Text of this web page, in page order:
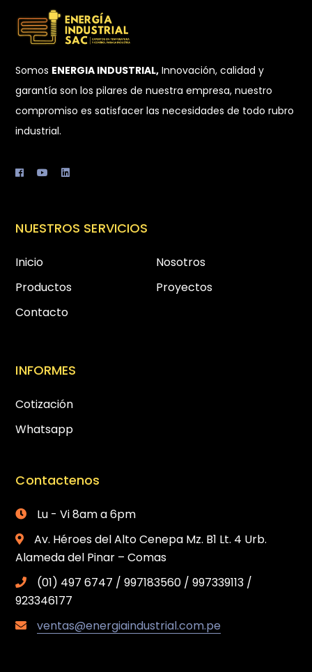
Somos ENERGIA INDUSTRIAL, Innovación, calidad y
garantía son los pilares de nuestra empresa, nuestro
compromiso es satisfacer las necesidades de todo rubro
industrial.
NUESTROS SERVICIOS
Inicio
Nosotros
Productos
Proyectos
Contacto
INFORMES
Cotización
Whatsapp
Contactenos
Lu - Vi 8am a 6pm
Av. Héroes del Alto Cenepa Mz. B1 Lt. 4 Urb.
Alameda del Pinar – Comas
(01) 497 6747 / 997183560 / 997339113 /
923346177
ventas@energiaindustrial.com.pe